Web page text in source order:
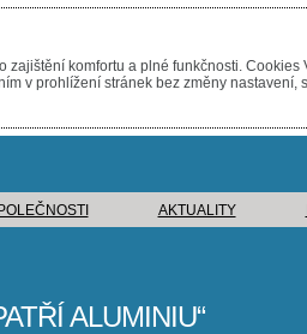
AKTUALITY
ALUMINIU
zajištění komfortu a plné funkčnosti.
v prohlížení stránek bez změny